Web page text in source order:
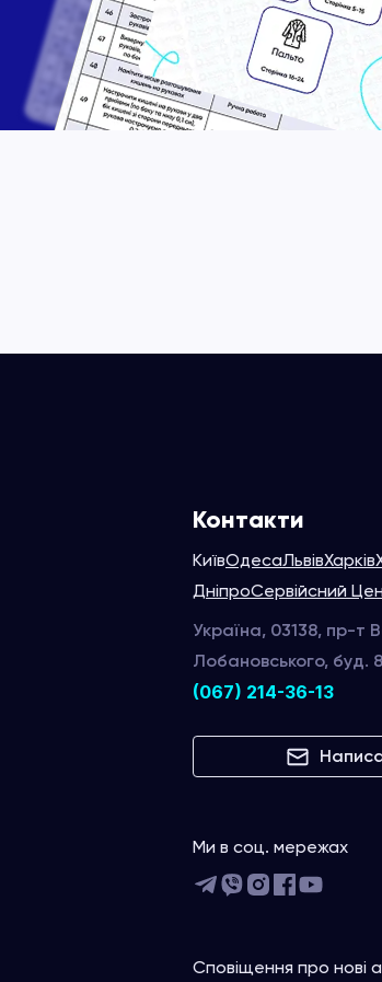
Контакти
КиївОдесаЛьвівХарків
ДніпроСервійсний
Україна, 03138, пр-т
Лобановського, буд.
(067) 214-36-13
Ми в соц. мережах
Сповіщення про нові